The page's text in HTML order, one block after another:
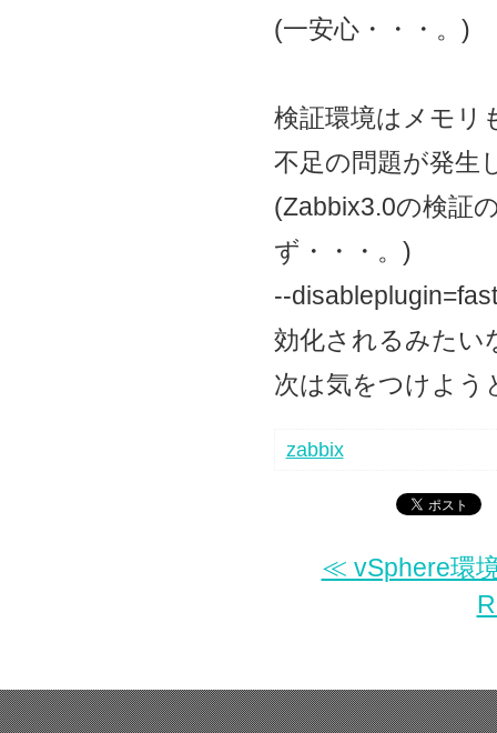
(一安心・・・。)
検証環境はメモリ
不足の問題が発生
(Zabbix3.0の検証
ず・・・。)
--
効化されるみたい
次は気をつけよう
zabbix
≪ vSphere環